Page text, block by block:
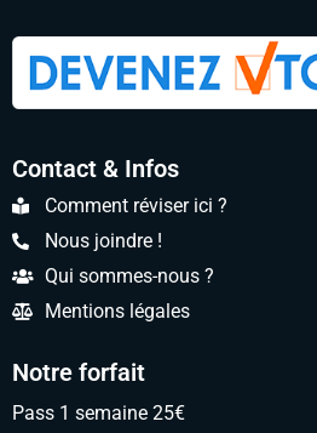
Contact & Infos
Comment réviser ici ?
Nous joindre !
Qui sommes-nous ?
Mentions légales
Notre forfait
Pass 1 semaine 25€